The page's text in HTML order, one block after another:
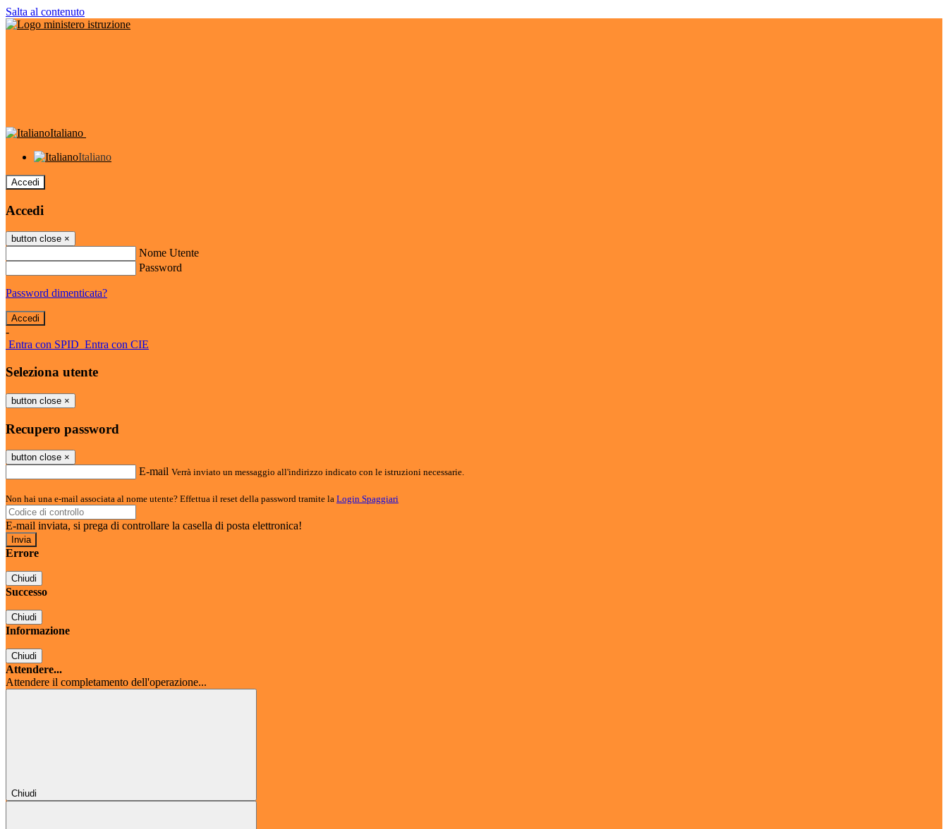
Salta al contenuto
Italiano
Italiano
Accedi
Accedi
button close ×
Nome Utente
Password
Password dimenticata?
-
Entra con SPID Entra con CIE
Seleziona utente
button close ×
Recupero password
button close ×
E-mail Verrà inviato un messaggio all'indirizzo indicato con le istruzioni necessarie.
Non hai una e-mail associata al nome utente? Effettua il reset della password tramite la Login Spaggiari
E-mail inviata, si prega di controllare la casella di posta elettronica!
Errore
Chiudi
Successo
Chiudi
Informazione
Chiudi
Attendere...
Attendere il completamento dell'operazione...
Chiudi